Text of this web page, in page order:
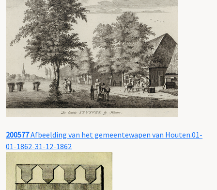
200577Afbeelding van het gemeentewapen van Houten.01-
01-1862-31-12-1862